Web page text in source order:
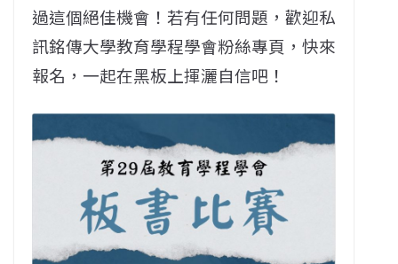
過這個絕佳機會！若有任何問題，歡迎私
訊銘傳大學教育學程學會粉絲專頁，快來
報名，一起在黑板上揮灑自信吧！